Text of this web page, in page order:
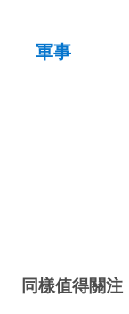
軍事
作戰與維
同樣值得關注